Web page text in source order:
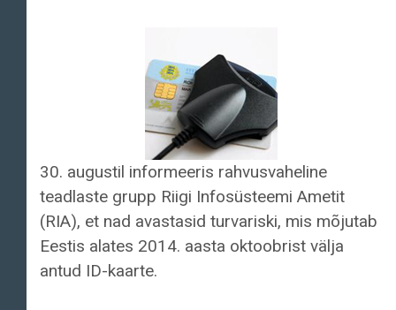
30. augustil informeeris rahvusvaheline
teadlaste grupp Riigi Infosüsteemi Ametit
(RIA), et nad avastasid turvariski, mis mõjutab
Eestis alates 2014. aasta oktoobrist välja
antud ID-kaarte.